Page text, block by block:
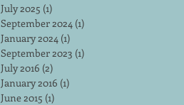
July 2025 (1)
September 2024 (1)
January 2024 (1)
September 2023 (1)
July 2016 (2)
January 2016 (1)
June 2015 (1)